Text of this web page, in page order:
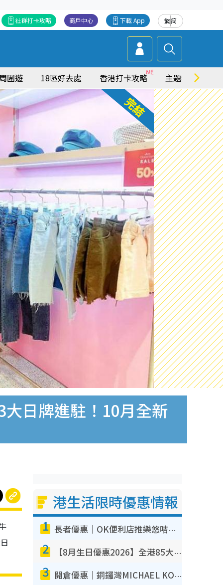
繁简
下載 App
商戶中心
社群打卡攻略
圍遊 18區好去處 香港打卡攻略 主題特集
日牌進駐！10月全新
港生活限時優惠情報
1 長者優惠｜OK便利店推樂悠咭優惠！買麵包/牛奶/保健品拍卡即減
2 【8月生日優惠2026】全港85大食買玩著數攻略 自助餐/火鍋放題同行免費＋誠品/DONKI送現金券
3 開倉優惠｜銅鑼灣MICHAEL KORS開倉低至17折！直擊$500起買手袋/銀包/鞋款 必買經典Jet Set系列